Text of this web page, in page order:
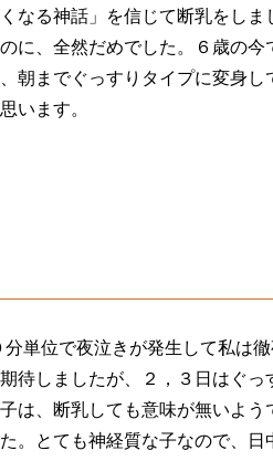
なる神話」を信じて断乳をしま
に、全然だめでした。６歳の今
朝までぐっすりタイプに変身し
います。
単位で夜泣きが発生して私は
待しましたが、２，３日はぐっ
は、断乳しても意味が無いよう
。とても神経質な子なので、日